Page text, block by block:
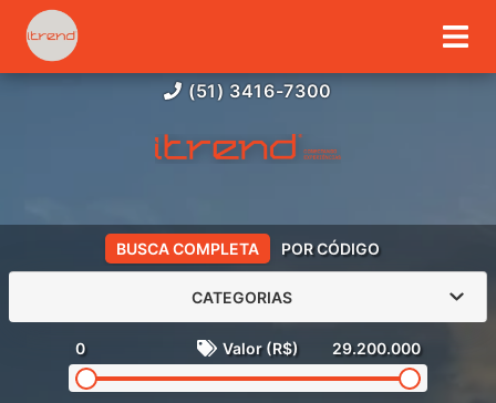
(51) 3416-7300
BUSCA COMPLETA POR CÓDIGO
CATEGORIAS
0 Valor (R$) 29.200.000